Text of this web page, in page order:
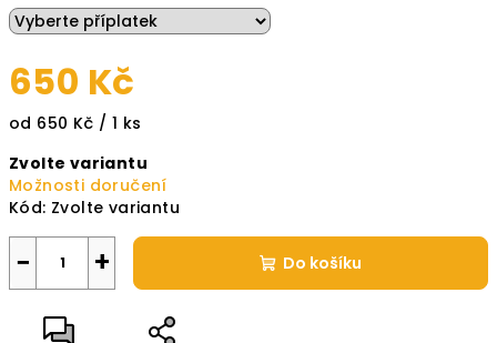
650 Kč
Měrná
od 650 Kč / 1 ks
Zvolte variantu
Možnosti doručení
Kód: Zvolte variantu
+
− Do košíku